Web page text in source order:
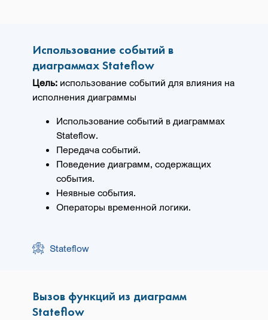
Использование событий в
диаграммах Stateflow
Цель: использование событий для влияния на
исполнения диаграммы
Использование событий в диаграммах
Stateflow.
Передача событий.
Поведение диаграмм, содержащих
события.
Неявные события.
Операторы временной логики.
Stateflow
Вызов функций из диаграмм
Stateflow